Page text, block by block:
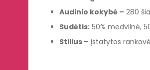
Audinio kokybė – 280
Sudėtis: 50% medvilnė,
Stilius – Įstatytos